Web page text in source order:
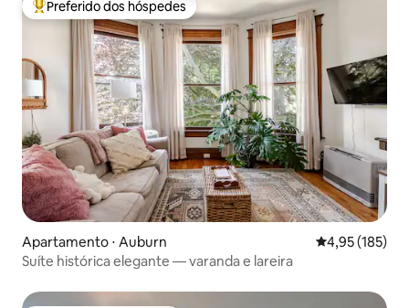
Entre os melhores preferidos dos hóspedes
Preferido dos hóspedes
Apartamento ⋅ Auburn 4,95 de uma
4,95 (185)
Suíte histórica elegante — varanda e lareira